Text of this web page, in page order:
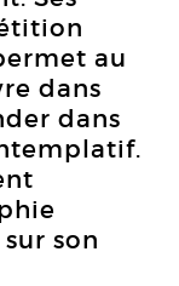
au
dans
dans
son